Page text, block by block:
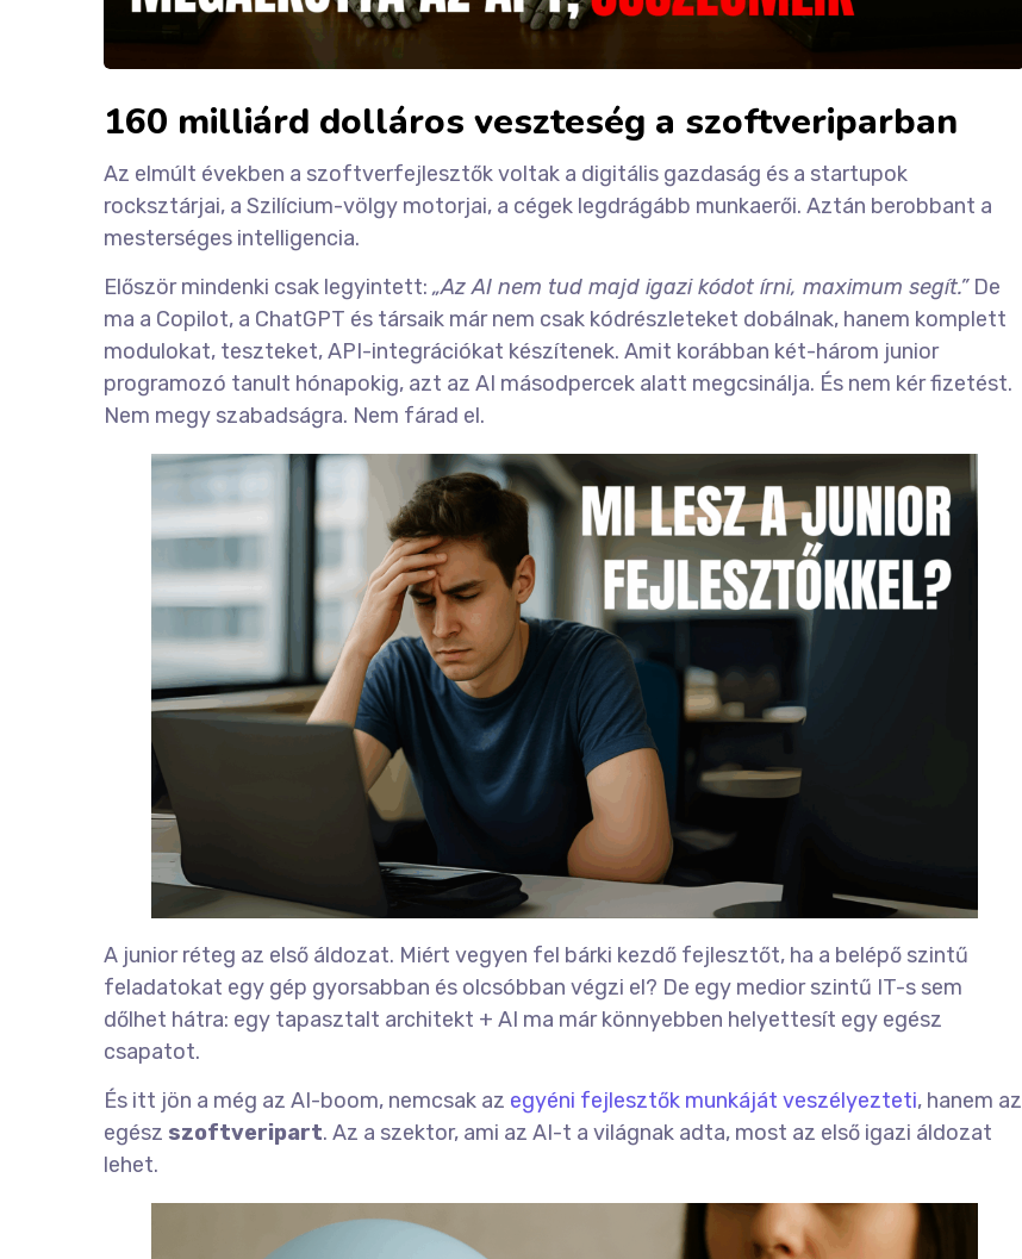
160 milliárd dolláros veszteség a szoftveriparban
Az elmúlt években a szoftverfejlesztők voltak a digitális gazdaság és a startupok
rocksztárjai, a Szilícium-völgy motorjai, a cégek legdrágább munkaerői. Aztán berobbant a
mesterséges intelligencia.
Először mindenki csak legyintett: „Az AI nem tud majd igazi kódot írni, maximum segít.”De
ma a Copilot, a ChatGPT és társaik már nem csak kódrészleteket dobálnak, hanem komplett
modulokat, teszteket, API-integrációkat készítenek. Amit korábban két-három junior
programozó tanult hónapokig, azt az AI másodpercek alatt megcsinálja. És nem kér fizetést.
Nem megy szabadságra. Nem fárad el.
A junior réteg az első áldozat. Miért vegyen fel bárki kezdő fejlesztőt, ha a belépő szintű
feladatokat egy gép gyorsabban és olcsóbban végzi el? De egy medior szintű IT-s sem
dőlhet hátra: egy tapasztalt architekt + AI ma már könnyebben helyettesít egy egész
csapatot.
És itt jön a még az AI-boom, nemcsak az egyéni fejlesztők munkáját veszélyezteti, hanem az
egész szoftveripart. Az a szektor, ami az AI-t a világnak adta, most az első igazi áldozat
lehet.